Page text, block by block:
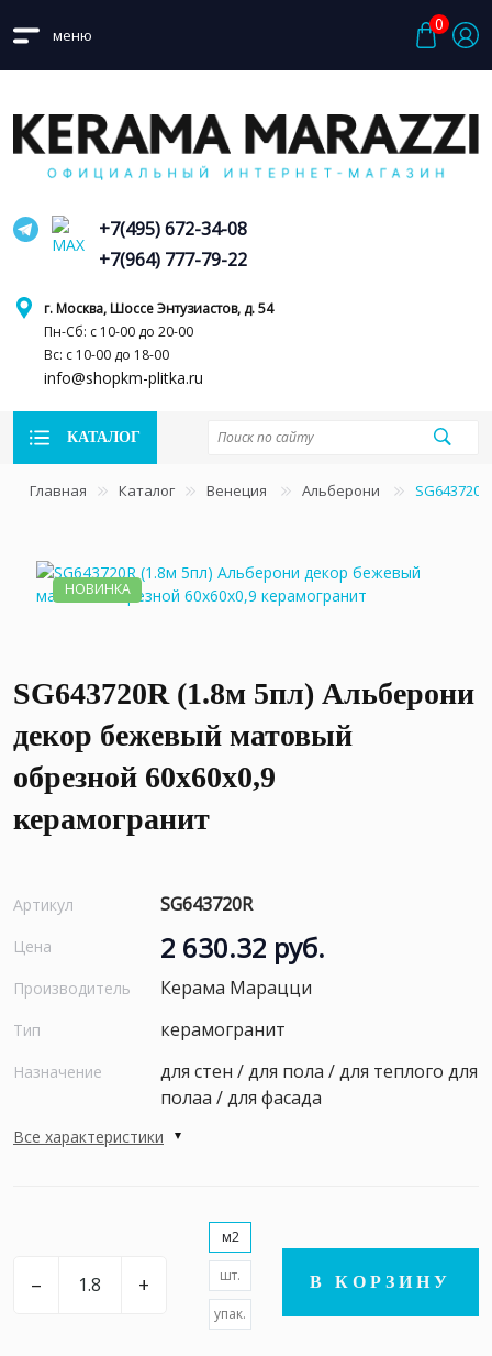
меню
0
г. Москва, Шоссе Энтузиастов, д. 54
Пн-Сб: с 10-00 до 20-00
Вс: с 10-00 до 18-00
info@shopkm-plitka.ru
+7(495) 672-34-08
+7(964) 777-79-22
КАТАЛОГ
Главная Каталог Венеция Альберони
НОВИНКА
SG643720R (1.8м 5пл) Альберони
декор бежевый матовый
обрезной 60x60x0,9
керамогранит
Артикул SG643720R
Цена 2 630.32 руб.
Производитель Керама Марацци
Тип керамогранит
Назначение
для стен / для пола / для теплого для
полаа / для фасада
Все характеристики
– +
м2
шт.
упак.
В КОРЗИНУ